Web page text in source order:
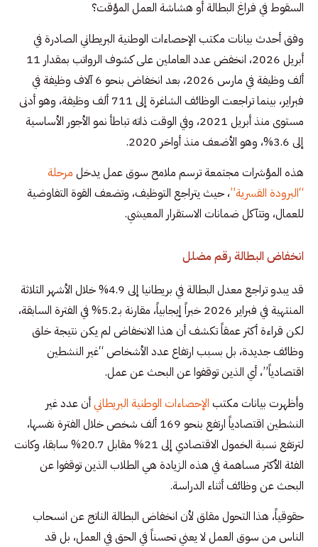
السقوط في فراغ البطالة أو هشاشة العمل المؤقت؟
وفق أحدث بيانات مكتب الإحصاءات الوطنية البريطاني الصادرة في
أبريل 2026، انخفض عدد العاملين على كشوف الرواتب بمقدار 11
ألف وظيفة في مارس 2026، بعد انخفاض بنحو 6 آلاف وظيفة في
فبراير، بينما تراجعت الوظائف الشاغرة إلى 711 ألف وظيفة، وهو أدنى
مستوى منذ أبريل 2021، وفي الوقت ذاته تباطأ نمو الأجور الأساسية
إلى 3.6%، وهو الأضعف منذ أواخر 2020.
هذه المؤشرات مجتمعة ترسم ملامح سوق عمل يدخل مرحلة
“البرودة القسرية”، حيث يتراجع التوظيف، وتضعف القوة التفاوضية
للعمال، وتتآكل ضمانات الاستقرار المعيشي.
انخفاض البطالة رقم مضلل
قد يبدو تراجع معدل البطالة في بريطانيا إلى 4.9% خلال الأشهر الثلاثة
المنتهية في فبراير 2026 خبراً إيجابياً، مقارنة بـ5.2% في الفترة السابقة،
لكن قراءة أكثر عمقاً تكشف أن هذا الانخفاض لم يكن نتيجة خلق
وظائف جديدة، بل بسبب ارتفاع عدد الأشخاص “غير النشطين
اقتصادياً”، أي الذين توقفوا عن البحث عن عمل.
وأظهرت بيانات مكتب الإحصاءات الوطنية البريطانيأن عدد غير
النشطين اقتصادياً ارتفع بنحو 169 ألف شخص خلال الفترة نفسها،
لترتفع نسبة الخمول الاقتصادي إلى 21% مقابل 20.7% سابقا، وكانت
الفئة الأكثر مساهمة في هذه الزيادة هي الطلاب الذين توقفوا عن
البحث عن وظائف أثناء الدراسة.
حقوقياً، هذا التحول مقلق لأن انخفاض البطالة الناتج عن انسحاب
الناس من سوق العمل لا يعني تحسناً في الحق في العمل، بل قد